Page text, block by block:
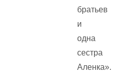
братьев
и
одна
сестра
Аленка».